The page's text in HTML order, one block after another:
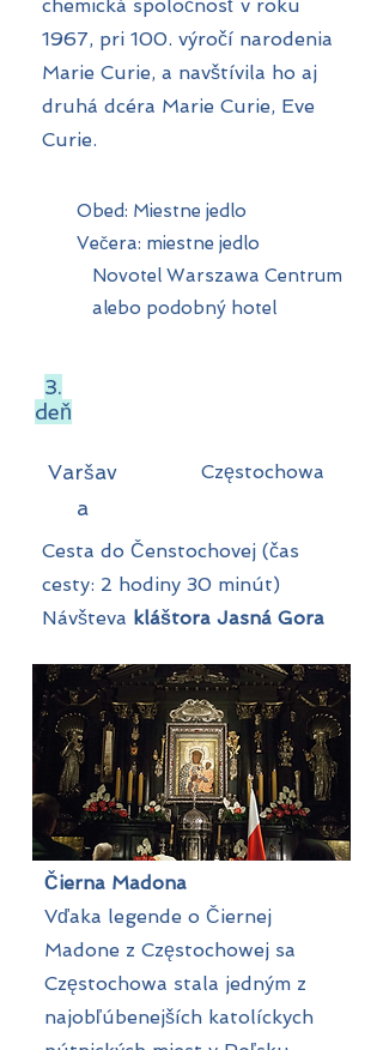
chemická spoločnosť v roku
1967, pri 100. výročí narodenia
Marie Curie, a navštívila ho aj
druhá dcéra Marie Curie, Eve
Curie.
Obed: Miestne jedlo
Večera: miestne jedlo
Novotel Warszawa Centrum
alebo podobný hotel
3.
deň
Varšav
a
Częstochowa
Cesta do Čenstochovej (čas
cesty: 2 hodiny 30 minút)
Návšteva kláštora Jasná Gora
Čierna Madona
Vďaka legende o Čiernej
Madone z Częstochowej sa
Częstochowa stala jedným z
najobľúbenejších katolíckych